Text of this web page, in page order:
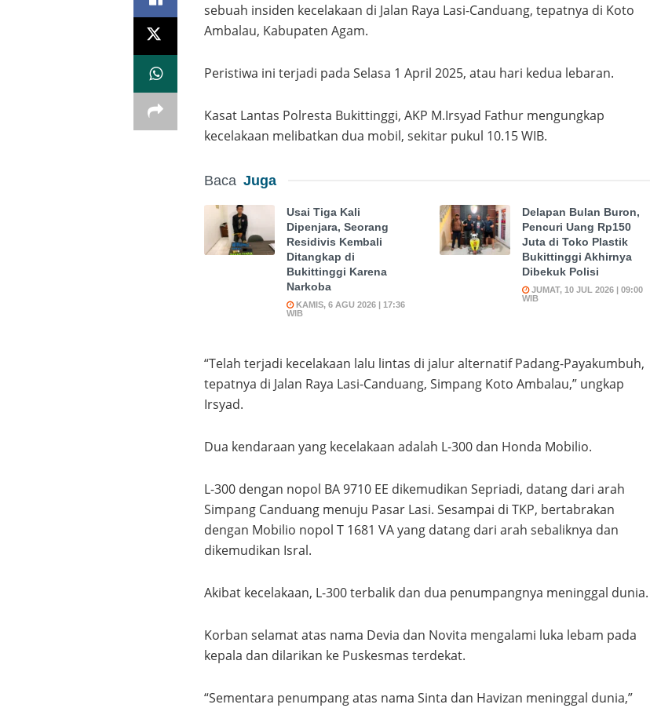
sebuah insiden kecelakaan di Jalan Raya Lasi-Canduang, tepatnya di Koto
Ambalau, Kabupaten Agam.
Peristiwa ini terjadi pada Selasa 1 April 2025, atau hari kedua lebaran.
Kasat Lantas Polresta Bukittinggi, AKP M.Irsyad Fathur mengungkap
kecelakaan melibatkan dua mobil, sekitar pukul 10.15 WIB.
Baca Juga
Usai Tiga Kali
Dipenjara, Seorang
Residivis Kembali
Ditangkap di
Bukittinggi Karena
Narkoba
KAMIS, 6 AGU 2026 | 17:36
WIB
Delapan Bulan Buron,
Pencuri Uang Rp150
Juta di Toko Plastik
Bukittinggi Akhirnya
Dibekuk Polisi
JUMAT, 10 JUL 2026 | 09:00
WIB
“Telah terjadi kecelakaan lalu lintas di jalur alternatif Padang-Payakumbuh,
tepatnya di Jalan Raya Lasi-Canduang, Simpang Koto Ambalau,” ungkap
Irsyad.
Dua kendaraan yang kecelakaan adalah L-300 dan Honda Mobilio.
L-300 dengan nopol BA 9710 EE dikemudikan Sepriadi, datang dari arah
Simpang Canduang menuju Pasar Lasi. Sesampai di TKP, bertabrakan
dengan Mobilio nopol T 1681 VA yang datang dari arah sebaliknya dan
dikemudikan Isral.
Akibat kecelakaan, L-300 terbalik dan dua penumpangnya meninggal dunia.
Korban selamat atas nama Devia dan Novita mengalami luka lebam pada
kepala dan dilarikan ke Puskesmas terdekat.
“Sementara penumpang atas nama Sinta dan Havizan meninggal dunia,”